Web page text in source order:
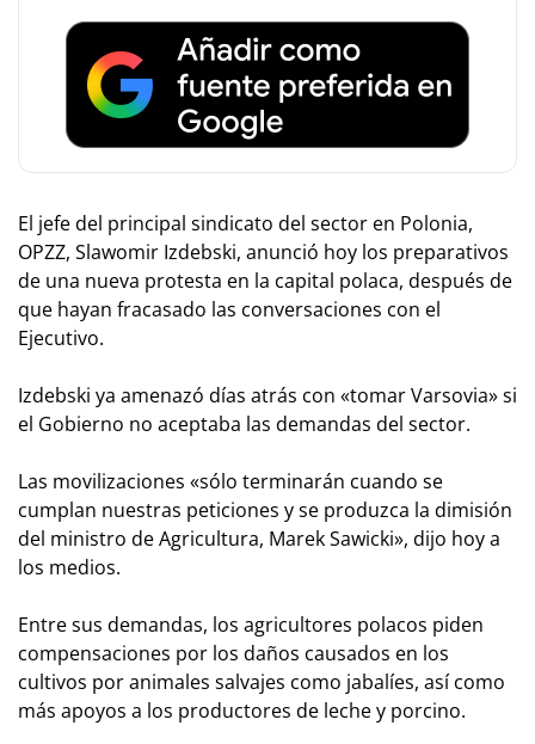
El jefe del principal sindicato del sector en Polonia,
OPZZ, Slawomir Izdebski, anunció hoy los preparativos
de una nueva protesta en la capital polaca, después de
que hayan fracasado las conversaciones con el
Ejecutivo.
Izdebski ya amenazó días atrás con «tomar Varsovia» si
el Gobierno no aceptaba las demandas del sector.
Las movilizaciones «sólo terminarán cuando se
cumplan nuestras peticiones y se produzca la dimisión
del ministro de Agricultura, Marek Sawicki», dijo hoy a
los medios.
Entre sus demandas, los agricultores polacos piden
compensaciones por los daños causados en los
cultivos por animales salvajes como jabalíes, así como
más apoyos a los productores de leche y porcino.